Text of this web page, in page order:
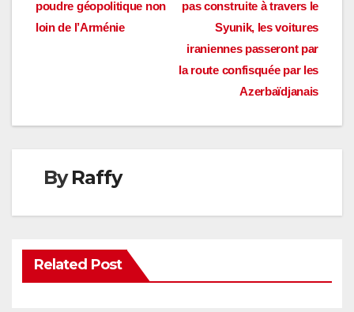
de
pas construite à travers le
Syunik, les voitures
iraniennes passeront par
la route confisquée par les
Azerbaïdjanais
poudre géopolitique non
loin de l’Arménie
ByRaffy
Related Post